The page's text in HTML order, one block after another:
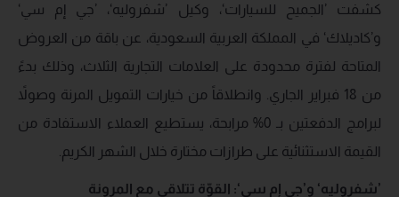
كشفت ’الجميح للسيارات‘، وكيل ’شفروليه‘، ’جي إم سي‘
و’كاديلاك‘ في المملكة العربية السعودية، عن باقة من العروض
المتاحة لفترة محدودة على العلامات التجارية الثلاث، وذلك بدءً
من 18 فبراير الجاري. وانطلاقاً من خيارات التمويل المرنة وصولاً
لبرامج الدفعتين بـ 0% مرابحة، يستطيع العملاء الاستفادة من
القيمة الاستثنائية على طرازات مختارة خلال الشهر الكريم.
’شفروليه‘ و’جي إم سي‘: القوّة تتلاقى مع المرونة